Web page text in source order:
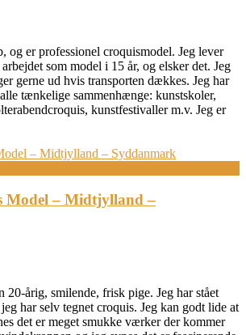
og er professionel croquismodel. Jeg lever
som model i 15 år, og elsker det. Jeg
gerne ud hvis transporten dækkes. Jeg har
tænkelige sammenhænge: kunstskoler,
kunstfestivaller m.v. Jeg er
Model – Midtjylland –
20-årig, smilende, frisk pige. Jeg har stået
har selv tegnet croquis. Jeg kan godt lide at
det er meget smukke værker der kommer